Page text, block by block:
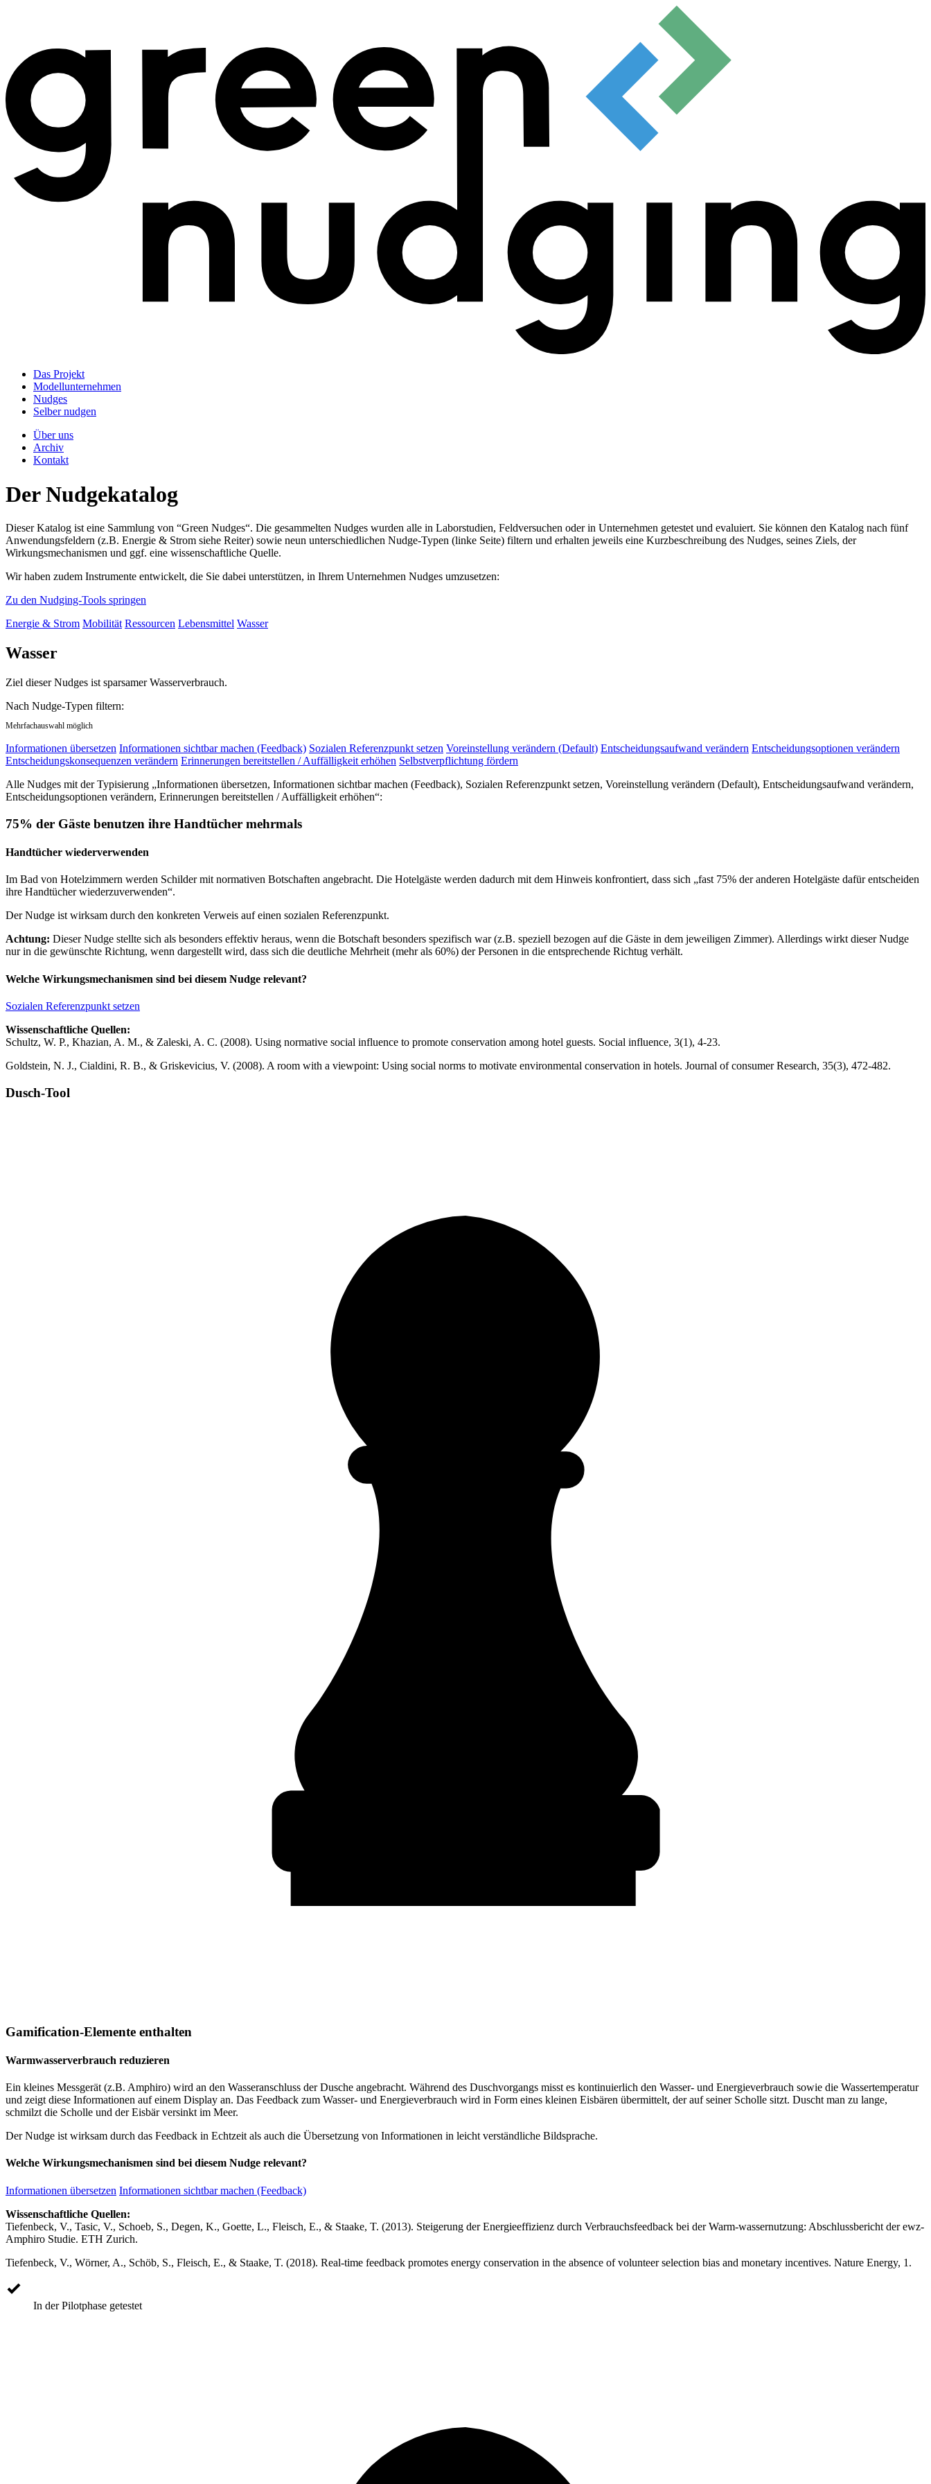
Das Projekt
Modellunternehmen
Nudges
Selber nudgen
Über uns
Archiv
Kontakt
Der Nudgekatalog
Dieser Katalog ist eine Sammlung von “Green Nudges“. Die gesammelten Nudges wurden alle in Laborstudien, Feldversuchen oder in Unternehmen getestet und evaluiert. Sie können den Katalog nach fünf
Anwendungsfeldern (z.B. Energie & Strom siehe Reiter) sowie neun unterschiedlichen Nudge-Typen (linke Seite) filtern und erhalten jeweils eine Kurzbeschreibung des Nudges, seines Ziels, der
Wirkungsmechanismen und ggf. eine wissenschaftliche Quelle.
Wir haben zudem Instrumente entwickelt, die Sie dabei unterstützen, in Ihrem Unternehmen Nudges umzusetzen:
Zu den Nudging-Tools springen
Energie & Strom Mobilität Ressourcen Lebensmittel Wasser
Wasser
Ziel dieser Nudges ist sparsamer Wasserverbrauch.
Nach Nudge-Typen filtern:
Mehrfachauswahl möglich
Informationen übersetzen Informationen sichtbar machen (Feedback) Sozialen Referenzpunkt setzen Voreinstellung verändern (Default) Entscheidungsaufwand verändern Entscheidungsoptionen verändern
Entscheidungskonsequenzen verändern Erinnerungen bereitstellen / Auffälligkeit erhöhen Selbstverpflichtung fördern
Alle Nudges mit der Typisierung „Informationen übersetzen, Informationen sichtbar machen (Feedback), Sozialen Referenzpunkt setzen, Voreinstellung verändern (Default), Entscheidungsaufwand verändern,
Entscheidungsoptionen verändern, Erinnerungen bereitstellen / Auffälligkeit erhöhen“:
75% der Gäste benutzen ihre Handtücher mehrmals
Handtücher wiederverwenden
Im Bad von Hotelzimmern werden Schilder mit normativen Botschaften angebracht. Die Hotelgäste werden dadurch mit dem Hinweis konfrontiert, dass sich „fast 75% der anderen Hotelgäste dafür entscheiden
ihre Handtücher wiederzuverwenden“.
Der Nudge ist wirksam durch den konkreten Verweis auf einen sozialen Referenzpunkt.
Achtung: Dieser Nudge stellte sich als besonders effektiv heraus, wenn die Botschaft besonders spezifisch war (z.B. speziell bezogen auf die Gäste in dem jeweiligen Zimmer). Allerdings wirkt dieser Nudge
nur in die gewünschte Richtung, wenn dargestellt wird, dass sich die deutliche Mehrheit (mehr als 60%) der Personen in die entsprechende Richtug verhält.
Welche Wirkungsmechanismen sind bei diesem Nudge relevant?
Sozialen Referenzpunkt setzen
Wissenschaftliche Quellen:
Schultz, W. P., Khazian, A. M., & Zaleski, A. C. (2008). Using normative social influence to promote conservation among hotel guests. Social influence, 3(1), 4-23.
Goldstein, N. J., Cialdini, R. B., & Griskevicius, V. (2008). A room with a viewpoint: Using social norms to motivate environmental conservation in hotels. Journal of consumer Research, 35(3), 472-482.
Dusch-Tool
Gamification-Elemente enthalten
Warmwasserverbrauch reduzieren
Ein kleines Messgerät (z.B. Amphiro) wird an den Wasseranschluss der Dusche angebracht. Während des Duschvorgangs misst es kontinuierlich den Wasser- und Energieverbrauch sowie die Wassertemperatur
und zeigt diese Informationen auf einem Display an. Das Feedback zum Wasser- und Energieverbrauch wird in Form eines kleinen Eisbären übermittelt, der auf seiner Scholle sitzt. Duscht man zu lange,
schmilzt die Scholle und der Eisbär versinkt im Meer.
Der Nudge ist wirksam durch das Feedback in Echtzeit als auch die Übersetzung von Informationen in leicht verständliche Bildsprache.
Welche Wirkungsmechanismen sind bei diesem Nudge relevant?
Informationen übersetzen Informationen sichtbar machen (Feedback)
Wissenschaftliche Quellen:
Tiefenbeck, V., Tasic, V., Schoeb, S., Degen, K., Goette, L., Fleisch, E., & Staake, T. (2013). Steigerung der Energieeffizienz durch Verbrauchsfeedback bei der Warm-wassernutzung: Abschlussbericht der ewz-
Amphiro Studie. ETH Zurich.
Tiefenbeck, V., Wörner, A., Schöb, S., Fleisch, E., & Staake, T. (2018). Real-time feedback promotes energy conservation in the absence of volunteer selection bias and monetary incentives. Nature Energy, 1.
In der Pilotphase getestet